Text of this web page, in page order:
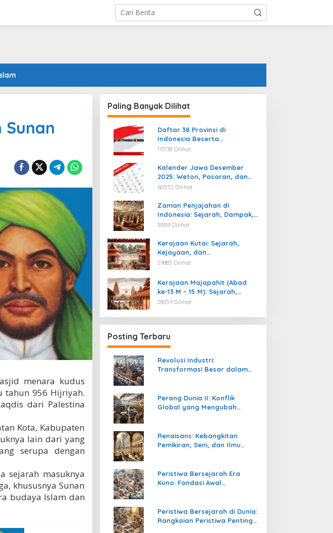
menara kudus
tahun 956 Hijriyah.
dari Palestina
Kota, Kabupaten
lain dari yang
serupa dengan
sejarah masuknya
khususnya Sunan
budaya Islam dan
Paling Banyak Dilihat
Daftar 38 Provinsi di
Indonesia Beserta
Ibukotanya Terbaru
113738 Dilihat
Kalender Jawa Desember
2025: Weton, Pasaran, dan
Hari Baik
60552 Dilihat
Zaman Penjajahan di
Indonesia: Sejarah, Dampak,
dan Perjuangan Menuju
39319 Dilihat
Kerajaan Kutai: Sejarah,
Kejayaan, dan
Peninggalannya (Abad ke-4
29885 Dilihat
Kerajaan Majapahit (Abad
ke-13 M – 15 M): Sejarah,
Kejayaan, dan
28059 Dilihat
Posting Terbaru
Revolusi Industri:
Transformasi Besar dalam
Perang Dunia II: Konflik
Global yang Mengubah
Renaisans: Kebangkitan
Pemikiran, Seni, dan Ilmu
Peristiwa Bersejarah Era
Kuno: Fondasi Awal
Peristiwa Bersejarah di Dunia:
Rangkaian Peristiwa Penting